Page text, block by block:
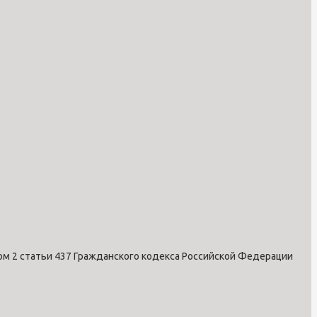
2 статьи 437 Гражданского кодекса Российской Федерации